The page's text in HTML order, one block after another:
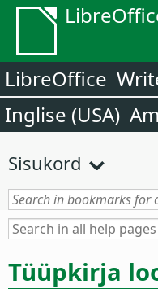
LibreOffice
Inglise (USA)
Sisukord
Tüüpkirja